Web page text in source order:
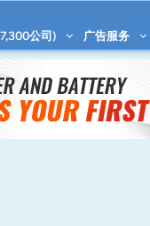
公司) 广告服务